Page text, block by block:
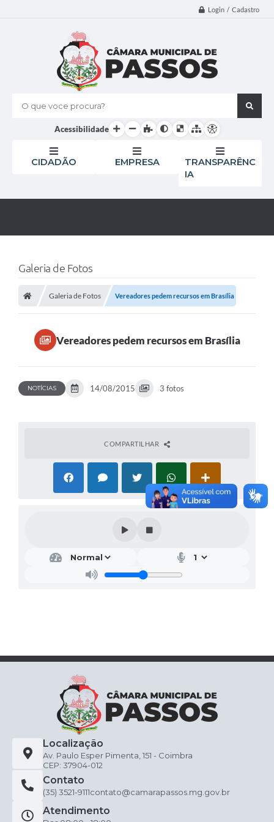
Login / Cadastro
O que voce procura?
Acessibilidade
CIDADÃO EMPRESA
TRANSPARÊNC
IA
Galeria de Fotos
Galeria de Fotos Vereadores pedem recursos em Brasília
Vereadores pedem recursos em Brasília
NOTÍCIAS 14/08/2015 3 fotos
COMPARTILHAR
Localização
Av. Paulo Esper Pimenta, 151 - Coimbra
CEP: 37904-012
Contato
(35) 3521-9111contato@camarapassos.mg.gov.br
Atendimento